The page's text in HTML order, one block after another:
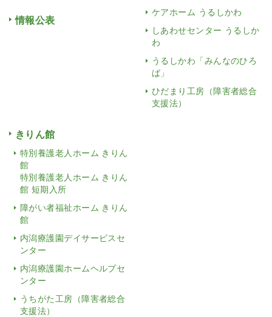
情報公表
ケアホーム うるしかわ
しあわせセンター うるしか
わ
うるしかわ「みんなのひろ
ば」
ひだまり工房（障害者総合
支援法）
きりん館
特別養護老人ホーム きりん
館
特別養護老人ホーム きりん
館 短期入所
障がい者福祉ホーム きりん
館
内潟療護園デイサービスセ
ンター
内潟療護園ホームヘルプセ
ンター
うちがた工房（障害者総合
支援法）